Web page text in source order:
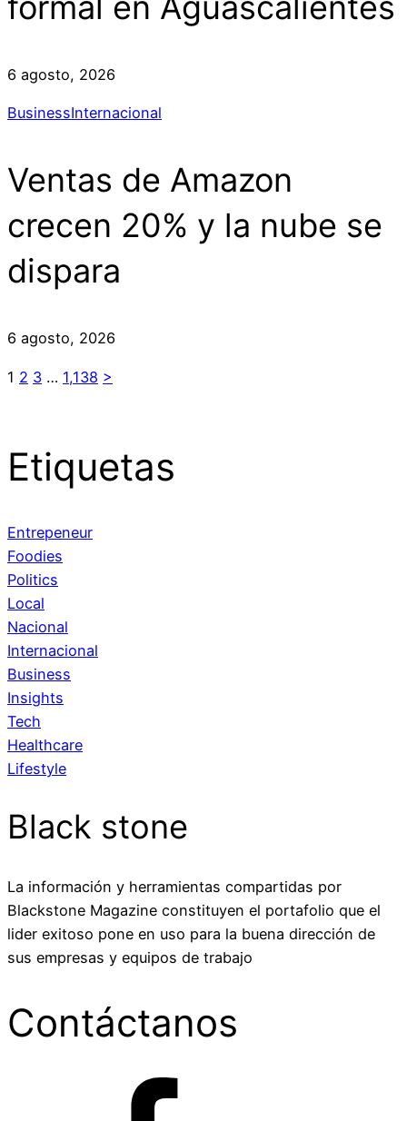
6 agosto, 2026
BusinessInternacional
Ventas de Amazon
crecen 20% y la nube se
dispara
6 agosto, 2026
1 2 3 … 1,138 >
Etiquetas
Entrepeneur
Foodies
Politics
Local
Nacional
Internacional
Business
Insights
Tech
Healthcare
Lifestyle
Black stone
La información y herramientas compartidas por
Blackstone Magazine constituyen el portafolio que el
lider exitoso pone en uso para la buena dirección de
sus empresas y equipos de trabajo
Contáctanos